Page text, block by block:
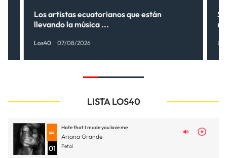
Los artistas ecuatorianos que están
llevando la música ...
Los40 07/08/2026
LISTA LOS40
01
Hate that I made you love me
Ariana Grande
Petal